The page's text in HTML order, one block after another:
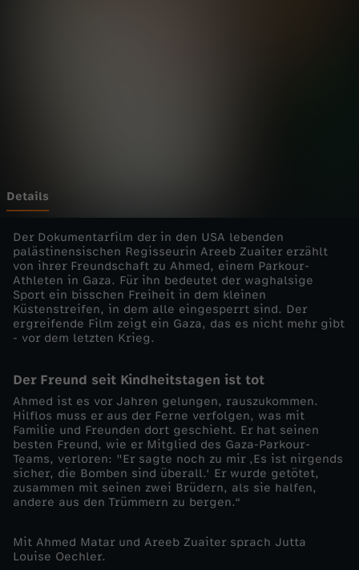
e
r
e
S
i
m
m
e
s
Details
Der Dokumentarfilm der in den USA lebenden
palästinensischen Regisseurin Areeb Zuaiter erzählt
von ihrer Freundschaft zu Ahmed, einem Parkour-
Athleten in Gaza. Für ihn bedeutet der waghalsige
Sport ein bisschen Freiheit in dem kleinen
Küstenstreifen, in dem alle eingesperrt sind. Der
ergreifende Film zeigt ein Gaza, das es nicht mehr gibt
- vor dem letzten Krieg.
Der Freund seit Kindheitstagen ist tot
Ahmed ist es vor Jahren gelungen, rauszukommen.
Hilflos muss er aus der Ferne verfolgen, was mit
Familie und Freunden dort geschieht. Er hat seinen
besten Freund, wie er Mitglied des Gaza-Parkour-
Teams, verloren: "Er sagte noch zu mir ‚Es ist nirgends
sicher, die Bomben sind überall.‘ Er wurde getötet,
zusammen mit seinen zwei Brüdern, als sie halfen,
andere aus den Trümmern zu bergen.“
Mit Ahmed Matar und Areeb Zuaiter sprach Jutta
Louise Oechler.